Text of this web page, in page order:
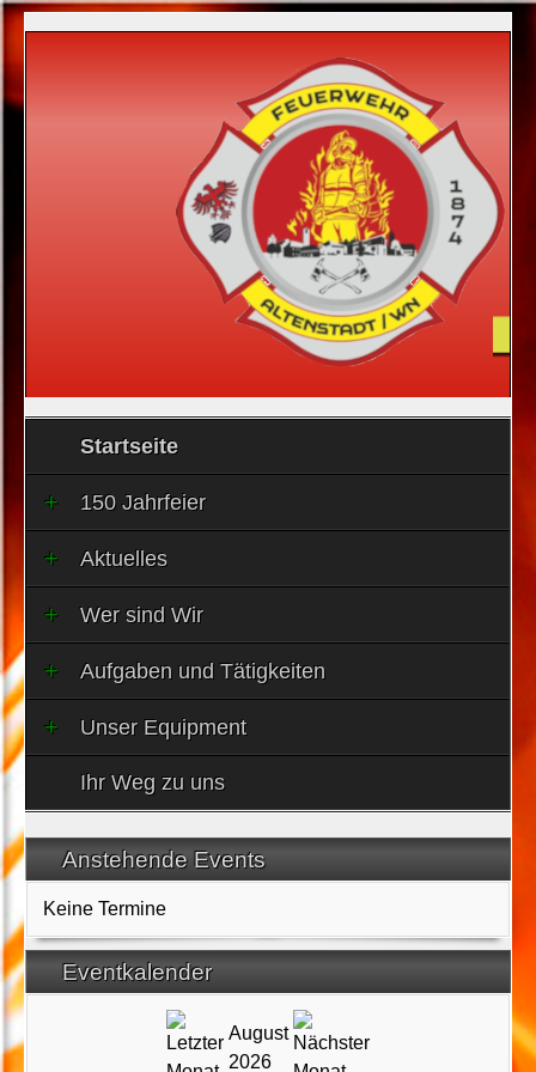
Startseite
150 Jahrfeier
Aktuelles
Wer sind Wir
Aufgaben und Tätigkeiten
Unser Equipment
Ihr Weg zu uns
Anstehende Events
Keine Termine
Eventkalender
August
2026